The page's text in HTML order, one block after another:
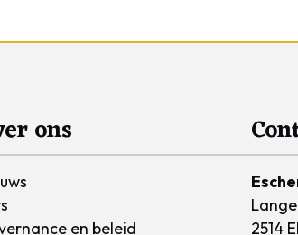
ons
en beleid
2514